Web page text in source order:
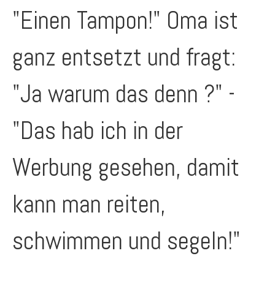
"Einen Tampon!" Oma ist
ganz entsetzt und fragt:
"Ja warum das denn ?" -
"Das hab ich in der
Werbung gesehen, damit
kann man reiten,
schwimmen und segeln!"